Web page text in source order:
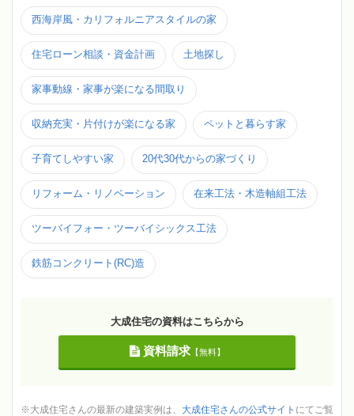
西海岸風・カリフォルニアスタイルの家
住宅ローン相談・資金計画 土地探し
家事動線・家事が楽になる間取り
収納充実・片付けが楽になる家 ペットと暮らす家
子育てしやすい家 20代30代からの家づくり
リフォーム・リノベーション 在来工法・木造軸組工法
ツーバイフォー・ツーバイシックス工法
鉄筋コンクリート(RC)造
大成住宅の資料はこちらから
資料請求【無料】
※大成住宅さんの最新の建築実例は、 大成住宅さんの公式サイト にてご覧